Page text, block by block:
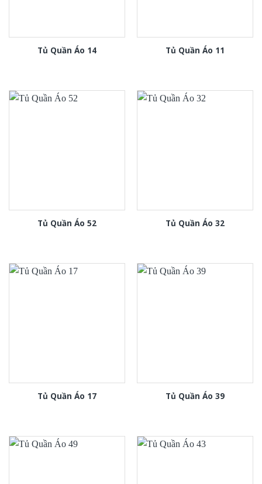
Tủ Quần Áo 14 Tủ Quần Áo 11
Tủ Quần Áo 52 Tủ Quần Áo 32
Tủ Quần Áo 17 Tủ Quần Áo 39